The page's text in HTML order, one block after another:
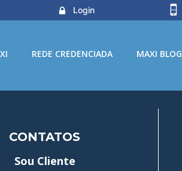
Login
REDE CREDENCIADA MAXI BLOG
CONTATOS
Sou Cliente